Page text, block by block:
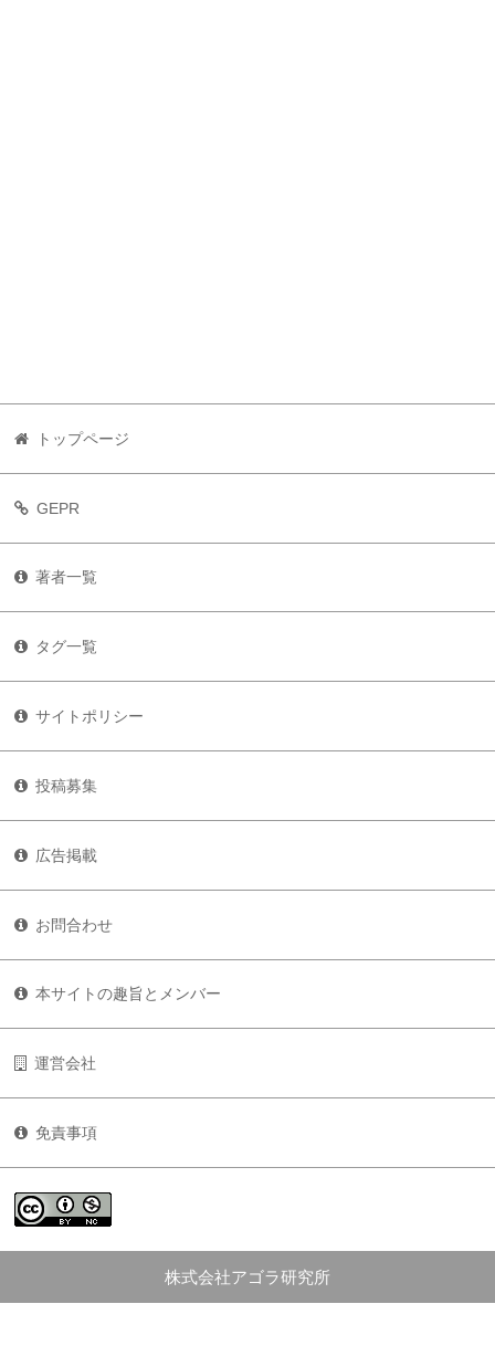
トップページ
GEPR
著者一覧
タグ一覧
サイトポリシー
投稿募集
広告掲載
お問合わせ
本サイトの趣旨とメンバー
運営会社
免責事項
株式会社アゴラ研究所